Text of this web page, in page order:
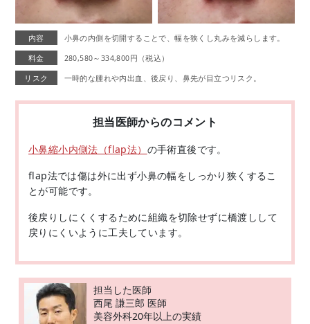
内容 小鼻の内側を切開することで、幅を狭くし丸みを減らします。
料金 280,580～334,800円（税込）
リスク 一時的な腫れや内出血、後戻り、鼻先が目立つリスク。
担当医師からのコメント
小鼻縮小内側法（flap法） の手術直後です。
flap法では傷は外に出ず小鼻の幅をしっかり狭くするこ
とが可能です。
後戻りしにくくするために組織を切除せずに橋渡しして
戻りにくいように工夫しています。
担当した医師
西尾 謙三郎 医師
美容外科20年以上の実績